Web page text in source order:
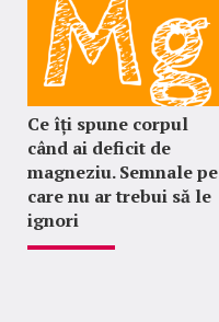
Ce îți spune corpul
când ai deficit de
magneziu. Semnale pe
care nu ar trebui să le
ignori